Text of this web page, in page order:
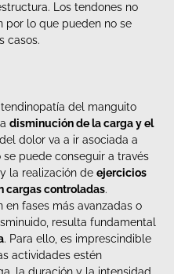
Los tendones no
por lo que pueden no se
casos.
del manguito
disminución de la carga y el
dolor va a ir asociada a
puede conseguir a través
la realización deejercicios
cargas controladas.
en fases más avanzadas o
resulta fundamental
. Para ello, es imprescindible
actividades estén